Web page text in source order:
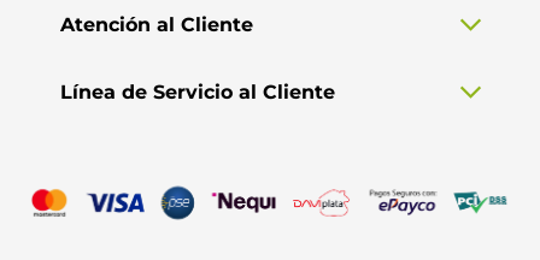
Atención al Cliente
Línea de Servicio al Cliente